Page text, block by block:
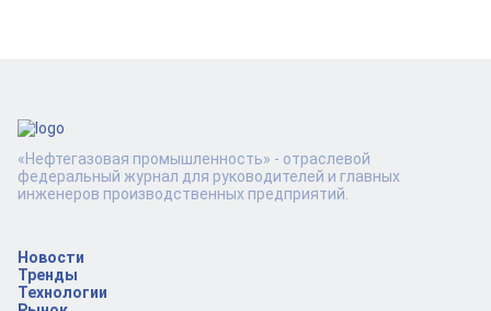
Новости
Тренды
Технологии
«Нефтегазовая промышленность» - отраслевой
федеральный журнал для руководителей и главных
инженеров производственных предприятий.